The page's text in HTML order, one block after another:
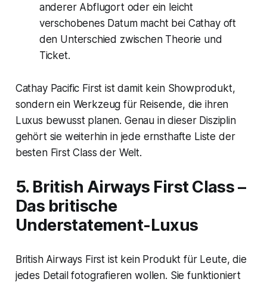
anderer Abflugort oder ein leicht
verschobenes Datum macht bei Cathay oft
den Unterschied zwischen Theorie und
Ticket.
Cathay Pacific First ist damit kein Showprodukt,
sondern ein Werkzeug für Reisende, die ihren
Luxus bewusst planen. Genau in dieser Disziplin
gehört sie weiterhin in jede ernsthafte Liste der
besten First Class der Welt.
5. British Airways First Class –
Das britische
Understatement-Luxus
British Airways First ist kein Produkt für Leute, die
jedes Detail fotografieren wollen. Sie funktioniert